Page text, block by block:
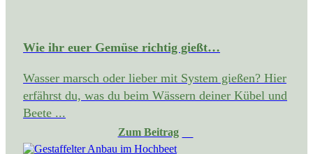
Wie ihr euer Gemüse richtig gießt…
Wasser marsch oder lieber mit System gießen? Hier
erfährst du, was du beim Wässern deiner Kübel und
Beete ...
Zum Beitrag